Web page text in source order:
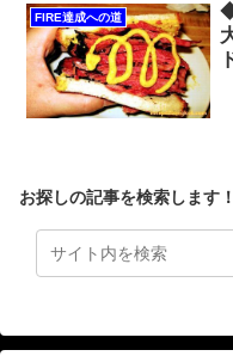
FIRE達成への道
お探しの記事を検索します！